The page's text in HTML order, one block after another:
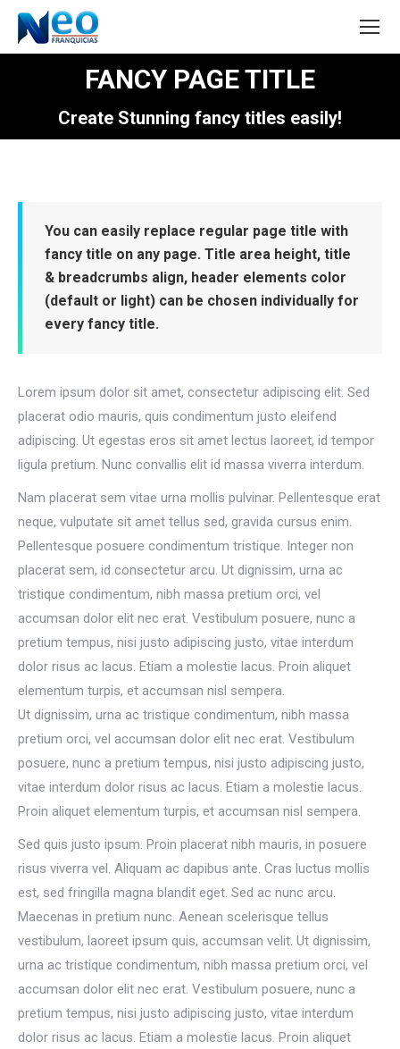
FANCY PAGE TITLE
Create Stunning fancy titles easily!
You can easily replace regular page title with
fancy title on any page. Title area height, title
& breadcrumbs align, header elements color
(default or light) can be chosen individually for
every fancy title.
Lorem ipsum dolor sit amet, consectetur adipiscing elit. Sed
placerat odio mauris, quis condimentum justo eleifend
adipiscing. Ut egestas eros sit amet lectus laoreet, id tempor
ligula pretium. Nunc convallis elit id massa viverra interdum.
Nam placerat sem vitae urna mollis pulvinar. Pellentesque erat
neque, vulputate sit amet tellus sed, gravida cursus enim.
Pellentesque posuere condimentum tristique. Integer non
placerat sem, id consectetur arcu. Ut dignissim, urna ac
tristique condimentum, nibh massa pretium orci, vel
accumsan dolor elit nec erat. Vestibulum posuere, nunc a
pretium tempus, nisi justo adipiscing justo, vitae interdum
dolor risus ac lacus. Etiam a molestie lacus. Proin aliquet
elementum turpis, et accumsan nisl sempera.
Ut dignissim, urna ac tristique condimentum, nibh massa
pretium orci, vel accumsan dolor elit nec erat. Vestibulum
posuere, nunc a pretium tempus, nisi justo adipiscing justo,
vitae interdum dolor risus ac lacus. Etiam a molestie lacus.
Proin aliquet elementum turpis, et accumsan nisl sempera.
Sed quis justo ipsum. Proin placerat nibh mauris, in posuere
risus viverra vel. Aliquam ac dapibus ante. Cras luctus mollis
est, sed fringilla magna blandit eget. Sed ac nunc arcu.
Maecenas in pretium nunc. Aenean scelerisque tellus
vestibulum, laoreet ipsum quis, accumsan velit. Ut dignissim,
urna ac tristique condimentum, nibh massa pretium orci, vel
accumsan dolor elit nec erat. Vestibulum posuere, nunc a
pretium tempus, nisi justo adipiscing justo, vitae interdum
dolor risus ac lacus. Etiam a molestie lacus. Proin aliquet